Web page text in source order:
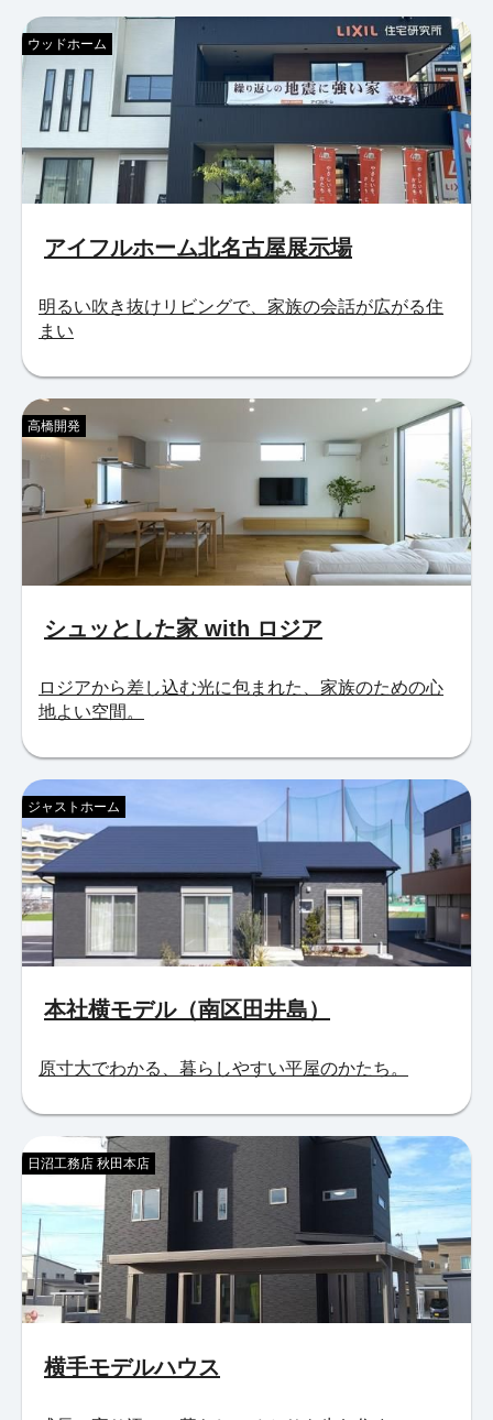
アイフルホーム北名古屋展示場
ウッドホーム
明るい吹き抜けリビングで、家族の会話が広がる住
まい
シュッとした家 with ロジア
高橋開発
ロジアから差し込む光に包まれた、家族のための心
地よい空間。
本社横モデル（南区田井島）
ジャストホーム
原寸大でわかる、暮らしやすい平屋のかたち。
横手モデルハウス
日沼工務店 秋田本店